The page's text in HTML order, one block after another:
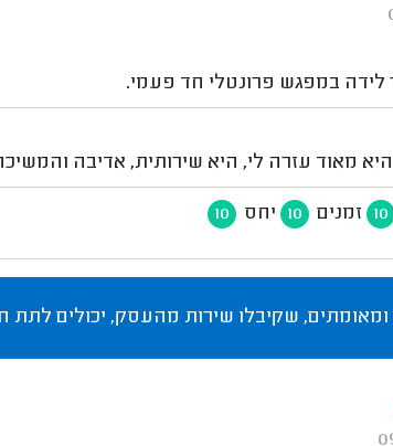
לידה במפגש פרונטלי חד פעמי.
מאוד עזרה לי, היא שירותית, אדיבה
10 זמנים 10 יחס 10
שקיבלו שירות מהעסק, יכולים לתת